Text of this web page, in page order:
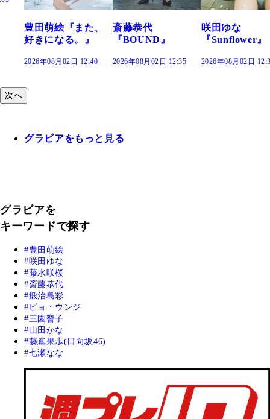
斎藤恭代
『BOUND』
2026年08月02日 12:35
咲田ゆな
『Sunflower』
2026年08月02日 12:30
藤水咲桜『花
だまり』
2026年08月02日
次へ
グラビアをもっと見る
グラビアを
キーワードで探す
豊田萌絵
咲田ゆな
藤水咲桜
斎藤恭代
鍛治島彩
ピョ・ウンジ
三園響子
山田かな
藤嶌果歩(日向坂46)
七瀬なな